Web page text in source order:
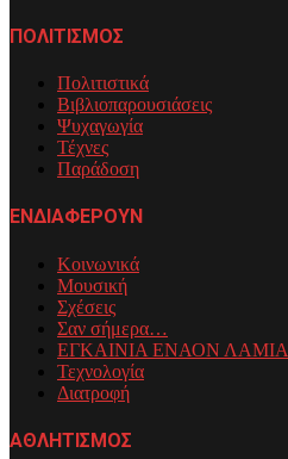
ΠΟΛΙΤΙΣΜΟΣ
Πολιτιστικά
Βιβλιοπαρουσιάσεις
Ψυχαγωγία
Τέχνες
Παράδοση
ΕΝΔΙΑΦΕΡΟΥΝ
Κοινωνικά
Μουσική
Σχέσεις
Σαν σήμερα…
ΕΓΚΑΙΝΙΑ ΕΝΑΟΝ ΛΑΜΙΑ
Τεχνολογία
Διατροφή
ΑΘΛΗΤΙΣΜΟΣ